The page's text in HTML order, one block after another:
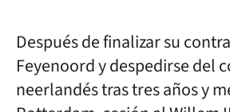
Después de finalizar su
Feyenoord y despedirse del
neerlandés tras tres años y